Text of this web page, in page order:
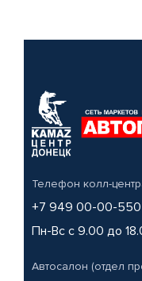
Телефон колл-
+7 949 00-00-550
Пн-Вс с 9.00 до
Автосалон (отдел